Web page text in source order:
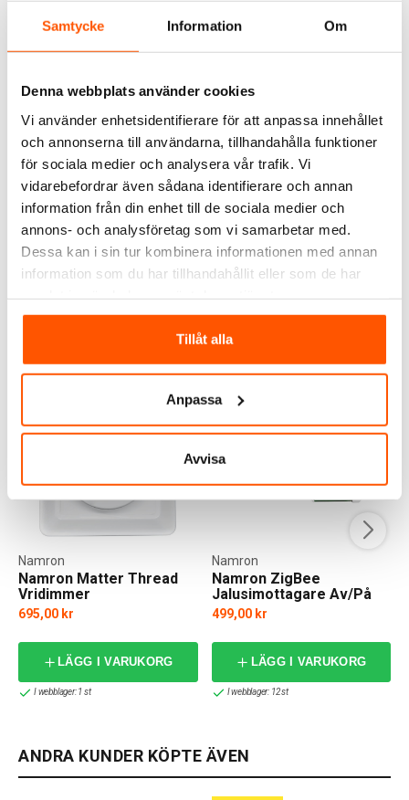
Samtycke Information Om
Denna webbplats använder cookies
Vi använder enhetsidentifierare för att anpassa innehållet
och annonserna till användarna, tillhandahålla funktioner
för sociala medier och analysera vår trafik. Vi
vidarebefordrar även sådana identifierare och annan
information från din enhet till de sociala medier och
annons- och analysföretag som vi samarbetar med.
Dessa kan i sin tur kombinera informationen med annan
information som du har tillhandahållit eller som de har
Tillåt alla
Anpassa
Avvisa
Shelly BLU Gateway
197,00 kr -10%
LÄGG I VARUKORG
ALTERNATIVA PRODUKTER
Namron Matter Thread
Vridimmer
Namron
695,00 kr
LÄGG I VARUKORG
I webblager: 1 st
Namron ZigBee
Jalusimottagare Av/På
Namron
499,00 kr
LÄGG I VARUKORG
I webblager: 12 st
ANDRA KUNDER KÖPTE ÄVEN